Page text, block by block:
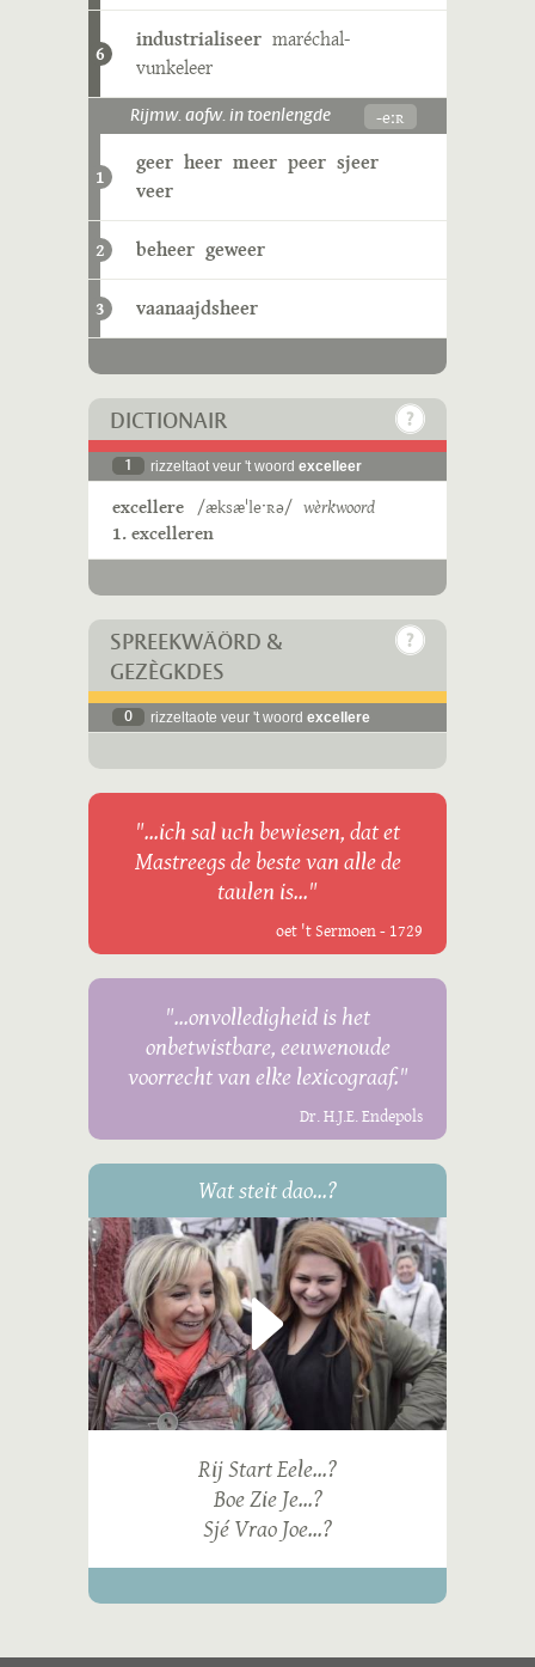
6
industrialiseer maréchal-
vunkeleer
Rijmw. aofw. in toenlengde -eːʀ
1
geer heer meer peer sjeer
veer
2 beheer geweer
3 vaanaajdsheer
DICTIONAIR
1 rizzeltaot veur 't woord excelleer
excellere /æksæˈleˑʀə/ wèrkwoord
1. excelleren
SPREEKWÄÖRD &
GEZÈGKDES
0 rizzeltaote veur 't woord excellere
"...ich sal uch bewiesen, dat et
Mastreegs de beste van alle de
taulen is..."
oet 't Sermoen - 1729
"...onvolledigheid is het
onbetwistbare, eeuwenoude
voorrecht van elke lexicograaf."
Dr. H.J.E. Endepols
Wat steit dao...?
Rij Start Eele...?
Boe Zie Je...?
Sjé Vrao Joe...?